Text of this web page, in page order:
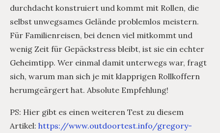
durchdacht konstruiert und kommt mit Rollen, die
selbst unwegsames Gelände problemlos meistern.
Für Familienreisen, bei denen viel mitkommt und
wenig Zeit für Gepäckstress bleibt, ist sie ein echter
Geheimtipp. Wer einmal damit unterwegs war, fragt
sich, warum man sich je mit klapprigen Rollkoffern
herumgeärgert hat. Absolute Empfehlung!
PS: Hier gibt es einen weiteren Test zu diesem
Artikel: https://www.outdoortest.info/gregory-